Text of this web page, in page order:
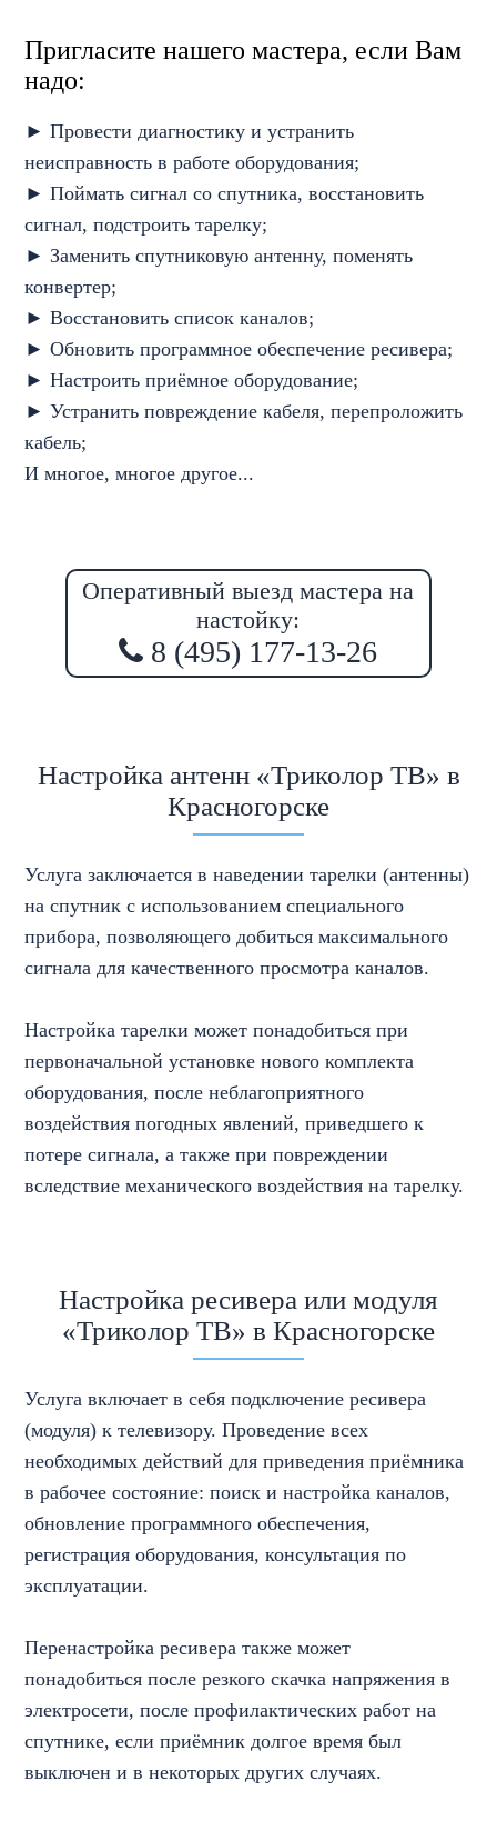
Пригласите нашего мастера, если Вам
надо:
► Провести диагностику и устранить
неисправность в работе оборудования;
► Поймать сигнал со спутника, восстановить
сигнал, подстроить тарелку;
► Заменить спутниковую антенну, поменять
конвертер;
► Восстановить список каналов;
► Обновить программное обеспечение ресивера;
► Настроить приёмное оборудование;
► Устранить повреждение кабеля, перепроложить
кабель;
И многое, многое другое...
Оперативный выезд мастера на
настойку:
8 (495) 177-13-26
Настройка антенн «Триколор ТВ» в
Красногорске
Услуга заключается в наведении тарелки (антенны)
на спутник с использованием специального
прибора, позволяющего добиться максимального
сигнала для качественного просмотра каналов.
Настройка тарелки может понадобиться при
первоначальной установке нового комплекта
оборудования, после неблагоприятного
воздействия погодных явлений, приведшего к
потере сигнала, а также при повреждении
вследствие механического воздействия на тарелку.
Настройка ресивера или модуля
«Триколор ТВ» в Красногорске
Услуга включает в себя подключение ресивера
(модуля) к телевизору. Проведение всех
необходимых действий для приведения приёмника
в рабочее состояние: поиск и настройка каналов,
обновление программного обеспечения,
регистрация оборудования, консультация по
эксплуатации.
Перенастройка ресивера также может
понадобиться после резкого скачка напряжения в
электросети, после профилактических работ на
спутнике, если приёмник долгое время был
выключен и в некоторых других случаях.